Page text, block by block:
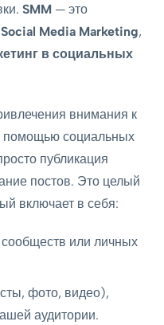
SMM — это
Social Media Marketing,
в социальных
внимания к
помощью социальных
публикация
постов. Это целый
включает в себя:
сообществ или личных
фото, видео),
аудитории.